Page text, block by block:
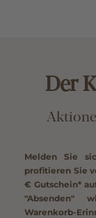
Der
Melden Sie
profitieren Sie
€ Gutschein*
"Absenden"
Warenkorb-